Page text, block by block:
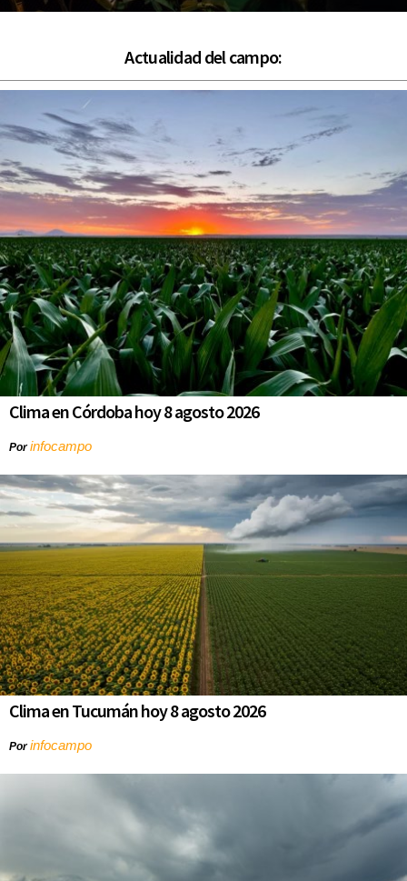
Actualidad del campo:
Clima en Córdoba hoy 8 agosto 2026
Porinfocampo
Clima en Tucumán hoy 8 agosto 2026
Porinfocampo